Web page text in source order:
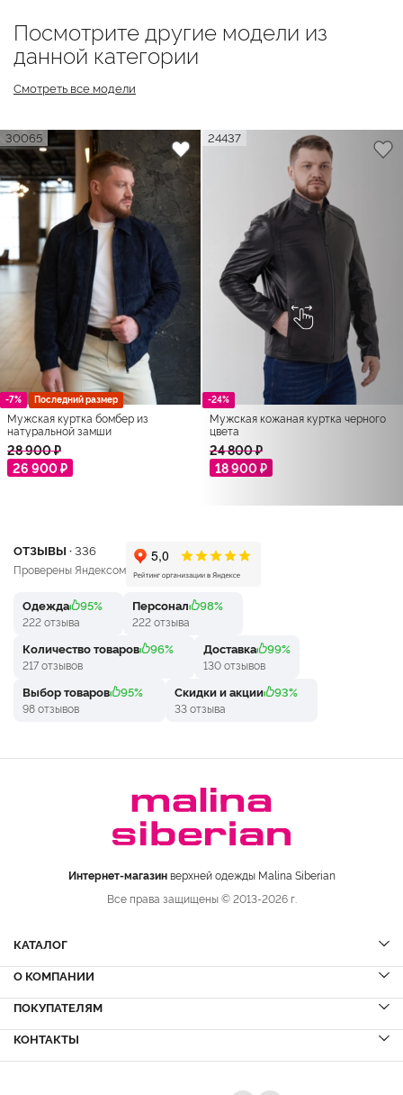
Посмотрите другие модели из
данной категории
Смотреть все модели
-7% Последний размер
30065
Мужская куртка бомбер из
натуральной замши
28 900 ₽
26 900 ₽
-24%
24437
Мужская кожаная куртка черного
цвета
24 800 ₽
18 900 ₽
ОТЗЫВЫ · 336
Проверены Яндексом
Одежда 95%
222 отзыва
Персонал 98%
222 отзыва
Количество товаров 96%
217 отзывов
Доставка 99%
130 отзывов
Выбор товаров 95%
98 отзывов
Скидки и акции 93%
33 отзыва
Интернет-магазинверхней одежды Malina Siberian
Все права защищены © 2013-2026 г.
КАТАЛОГ
Шубы
Шубы из норки
Шубы из куницы
Дубленки
О КОМПАНИИ
Вопрос-ответ
Сервисный центр
ПОКУПАТЕЛЯМ
Акции
Доставка и оплата
КОНТАКТЫ